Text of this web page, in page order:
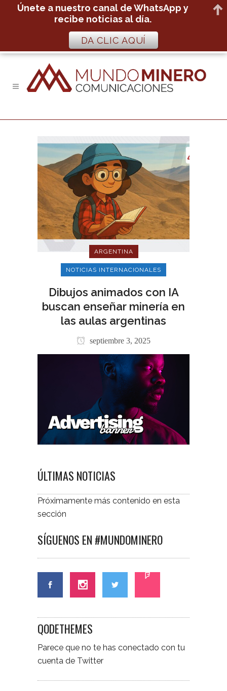
ARGENTINA
NOTICIAS INTERNACIONALES
Dibujos animados con IA
buscan enseñar minería en
las aulas argentinas
septiembre 3, 2025
ÚLTIMAS NOTICIAS
Próximamente más contenido en esta
sección
SÍGUENOS EN #MUNDOMINERO
QODETHEMES
Parece que no te has conectado con tu
cuenta de Twitter
Únete a nuestro canal de WhatsApp y
recibe noticias al día.
DA CLIC AQUÍ